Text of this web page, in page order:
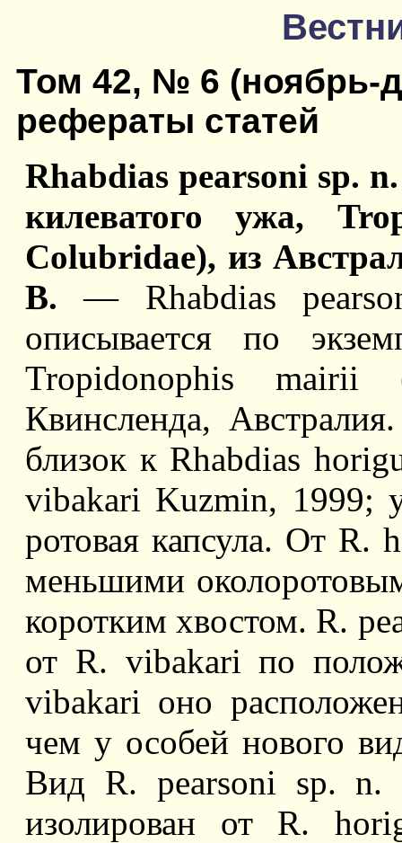
Том 42, № 6 (ноябрь-
рефераты статей
Rhabdias pearsoni sp.
килеватого ужа,
Colubridae), из
В. — Rhabdias
описывается по
Tropidonophis
Квинсленда,
близок к Rhabdias
vibakari Kuzmin, 1999; у
ротовая капсула. От R.
меньшими
коротким хвостом. R.
от R. vibakari по
vibakari оно
чем у особей нового
Вид R. pearsoni sp. n.
изолирован от R.